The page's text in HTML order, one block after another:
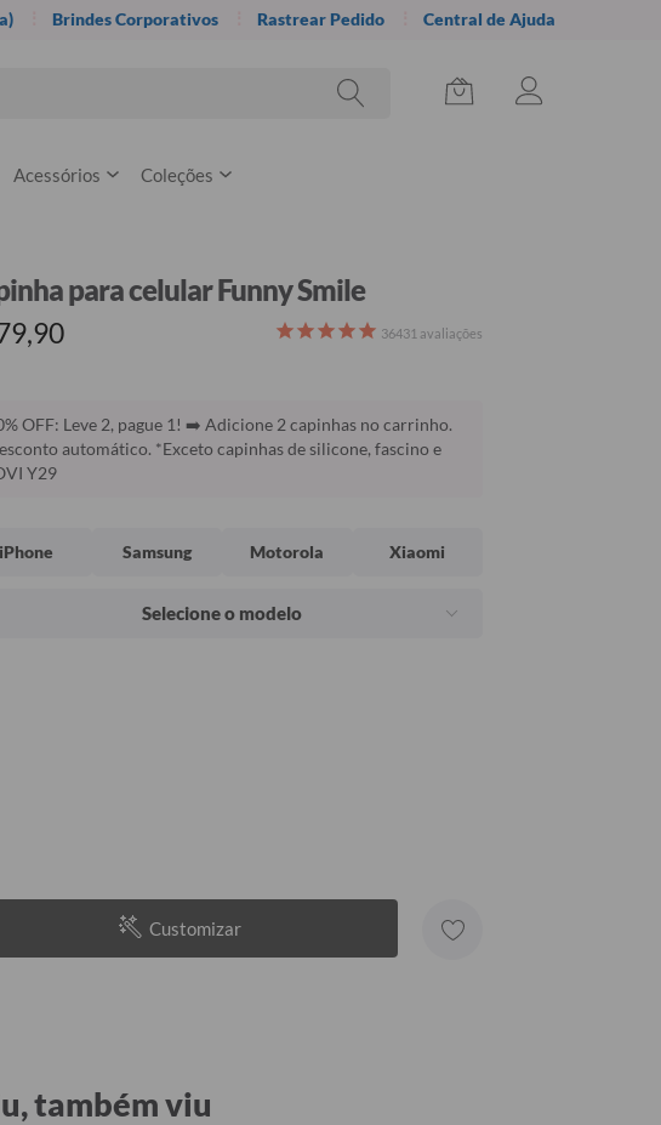
Brindes Corporativos Rastrear Pedido Central de Ajuda
Acessórios Coleções
para celular Funny Smile
36431 avaliações
OFF: Leve 2, pague 1! ➡️ Adicione 2 capinhas no carrinho.
automático. *Exceto capinhas de silicone, fascino e
Y29
iPhone Samsung Motorola Xiaomi
Selecione o modelo
Customizar
também viu